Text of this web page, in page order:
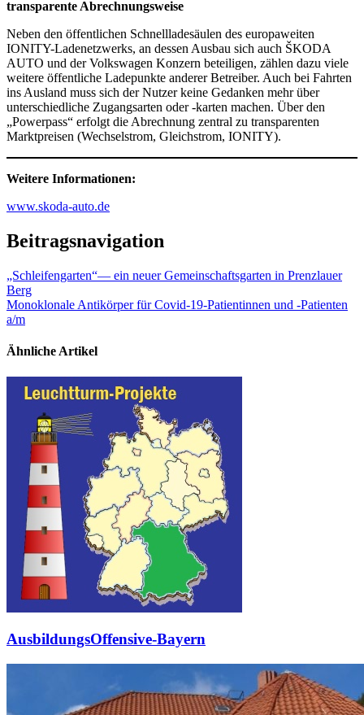
transparente Abrechnungsweise
Neben den öffentlichen Schnellladesäulen des europaweiten
IONITY-Ladenetzwerks, an dessen Ausbau sich auch ŠKODA
AUTO und der Volkswagen Konzern beteiligen, zählen dazu viele
weitere öffentliche Ladepunkte anderer Betreiber. Auch bei Fahrten
ins Ausland muss sich der Nutzer keine Gedanken mehr über
unterschiedliche Zugangsarten oder -karten machen. Über den
„Powerpass“ erfolgt die Abrechnung zentral zu transparenten
Marktpreisen (Wechselstrom, Gleichstrom, IONITY).
Weitere Informationen:
www.skoda-auto.de
Beitragsnavigation
„Schleifengarten“— ein neuer Gemeinschaftsgarten in Prenzlauer
Berg
Monoklonale Antikörper für Covid-19-Patientinnen und -Patienten
a/m
Ähnliche Artikel
AusbildungsOffensive-Bayern